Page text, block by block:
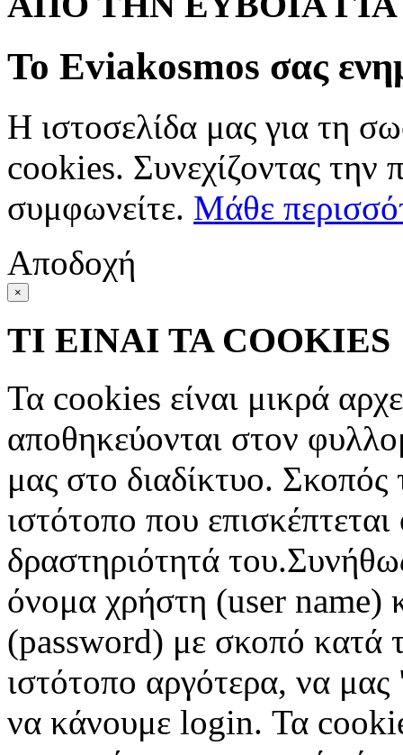
Το Eviakosmos σας
Η ιστοσελίδα μας για τη
cookies. Συνεχίζοντας την
συμφωνείτε. Μάθε
Αποδοχή
×
ΤΙ ΕΙΝΑΙ ΤΑ COOKIES
Τα cookies είναι μικρά
αποθηκεύονται στον
μας στο διαδίκτυο. Σκοπός
ιστότοπο που
δραστηριότητά
όνομα χρήστη (user name)
(password) με σκοπό κατά
ιστότοπο αργότερα, να μας
να κάνουμε login. Τα